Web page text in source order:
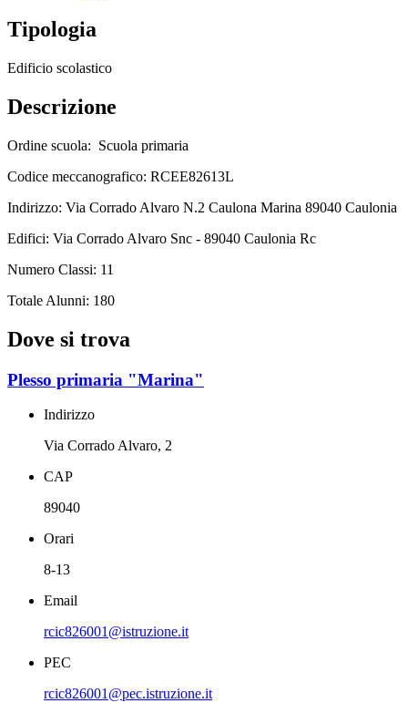
Tipologia
Edificio scolastico
Descrizione
Ordine scuola: Scuola primaria
Codice meccanografico: RCEE82613L
Indirizzo: Via Corrado Alvaro N.2 Caulona Marina 89040 Caulonia
Edifici: Via Corrado Alvaro Snc - 89040 Caulonia Rc
Numero Classi: 11
Totale Alunni: 180
Dove si trova
Plesso primaria "Marina"
Indirizzo
Via Corrado Alvaro, 2
CAP
89040
Orari
8-13
Email
rcic826001@istruzione.it
PEC
rcic826001@pec.istruzione.it